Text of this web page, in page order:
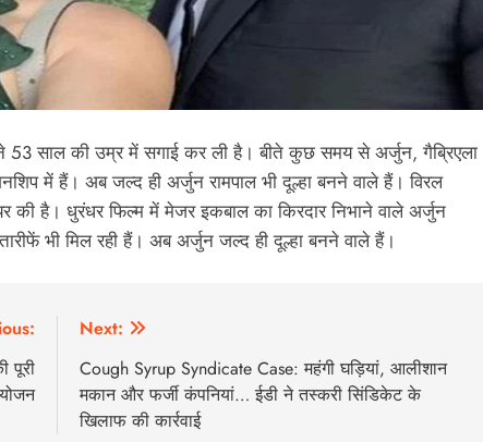
53 साल की उम्र में सगाई कर ली है। बीते कुछ समय से अर्जुन, गैब्रिएला
में हैं। अब जल्द ही अर्जुन रामपाल भी दूल्हा बनने वाले हैं। विरल
की है। धुरंधर फिल्म में मेजर इकबाल का किरदार निभाने वाले अर्जुन
भी मिल रही हैं। अब अर्जुन जल्द ही दूल्हा बनने वाले हैं।
पूरी
Next:
Cough Syrup Syndicate Case: महंगी घड़ियां, आलीशान
मकान और फर्जी कंपनियां… ईडी ने तस्करी सिंडिकेट के
खिलाफ की कार्रवाई